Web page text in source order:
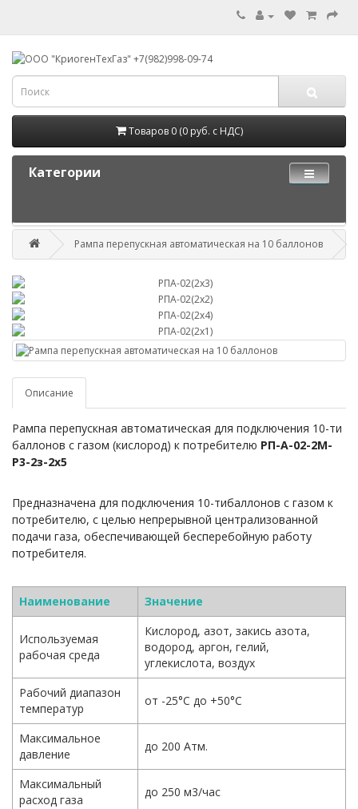
Товаров 0 (0 руб. с НДС)
Категории
Рампа перепускная автоматическая на 10 баллонов
Описание
Рампа перепускная автоматическая для подключения 10-ти
баллонов с газом (кислород) к потребителю РП-А-02-2М-
Р3-2з-2х5
Предназначена для подключения 10-тибаллонов с газом к
потребителю, с целью непрерывной централизованной
подачи газа, обеспечивающей бесперебойную работу
потребителя.
Наименование Значение
Используемая
рабочая среда
Кислород, азот, закись азота,
водород, аргон, гелий,
углекислота, воздух
Рабочий диапазон
температур
от -25°С до +50°С
Максимальное
давление
до 200 Атм.
Максимальный
расход газа
до 250 м3/час